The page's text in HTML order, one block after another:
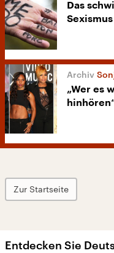
Das
Sexismus
„Wer es
Zur Startseite
Entdecken Sie